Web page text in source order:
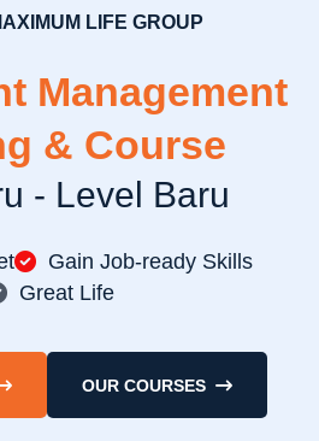
LIFE GROUP
Management
& Course
- Level Baru
Gain Job-ready Skills
Great Life
OUR COURSES